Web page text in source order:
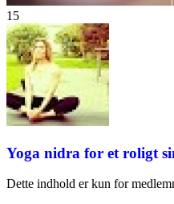
15
Yoga nidra for et roligt
Dette indhold er kun for